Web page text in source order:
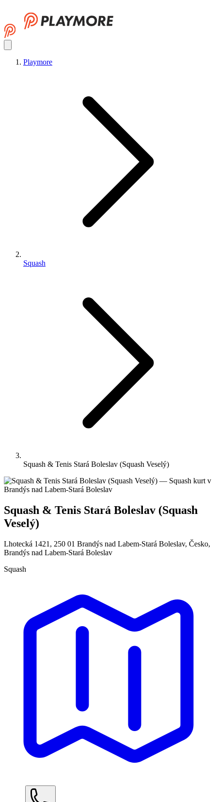
Playmore
Squash
Squash & Tenis Stará Boleslav (Squash Veselý)
Squash & Tenis Stará Boleslav (Squash
Veselý)
Lhotecká 1421, 250 01 Brandýs nad Labem-Stará Boleslav, Česko,
Brandýs nad Labem-Stará Boleslav
Squash